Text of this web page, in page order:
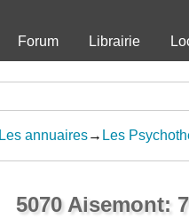
Forum Librairie
Les annuaires→ Les
5070 Aisemont: